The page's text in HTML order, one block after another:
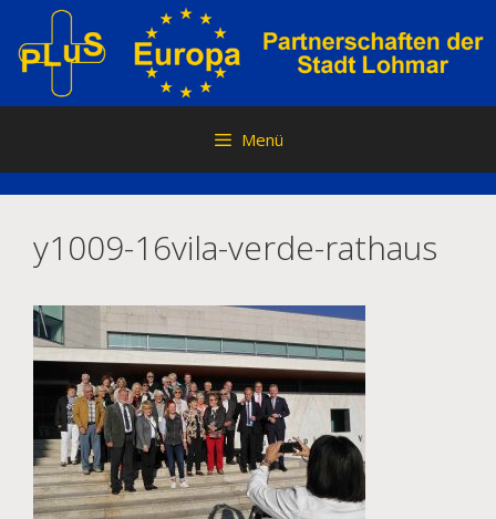
Inhalt
springen
Menü
y1009-16vila-verde-rathaus